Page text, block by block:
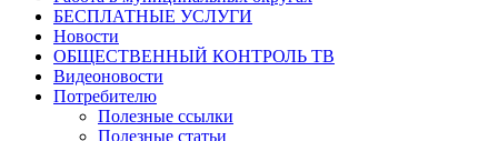
БЕСПЛАТНЫЕ УСЛУГИ
Новости
ОБЩЕСТВЕННЫЙ КОНТРОЛЬ ТВ
Видеоновости
Потребителю
Полезные ссылки
Полезные статьи